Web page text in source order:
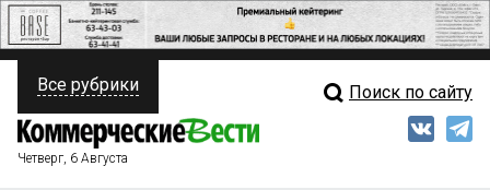
ПОЛИТИКА
ФИНАНСЫ
Свежий выпуск
Все рубрики Поиск по сайту
Четверг, 6 Августа